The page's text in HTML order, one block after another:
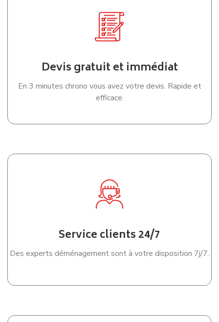
Devis gratuit et immédiat
En 3 minutes chrono vous avez votre devis. Rapide et
efficace.
Service clients 24/7
Des experts déménagement sont à votre disposition 7j/7.